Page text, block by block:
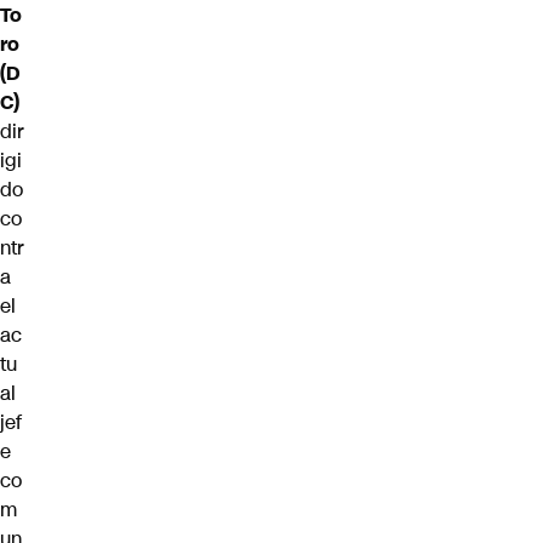
To
ro
(D
C)
dir
igi
do
co
ntr
a
el
ac
tu
al
jef
e
co
m